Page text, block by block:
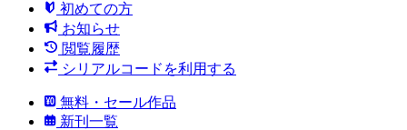
初めての方
お知らせ
閲覧履歴
シリアルコードを利用する
無料・セール作品
新刊一覧